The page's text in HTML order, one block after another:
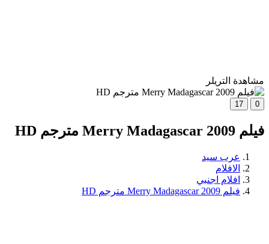
مشاهدة التريلر
0
17
فيلم Merry Madagascar 2009 مترجم HD
عرب سيد
الافلام
افلام اجنبي
فيلم Merry Madagascar 2009 مترجم HD